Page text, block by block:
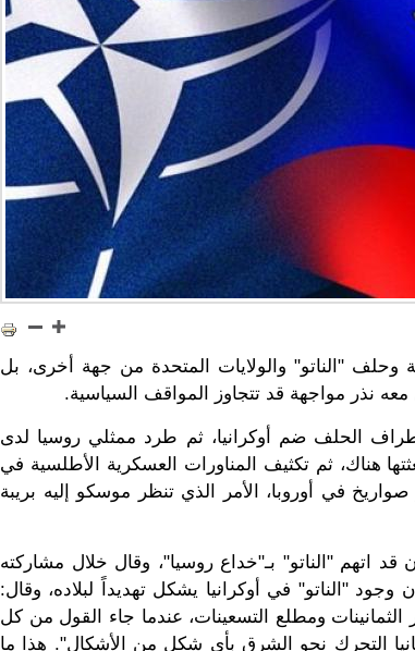
وحلف "الناتو" والولايات المتحدة من جهة أخرى، بل
نذر مواجهة قد تتجاوز المواقف السياسية.
الحلف ضم أوكرانيا، ثم طرد ممثلي روسيا لدى
هناك، ثم تكثيف المناورات العسكرية الأطلسية في
في أوروبا، الأمر الذي تنظر موسكو إليه بريبة
قد اتهم "الناتو" بـ"خداع روسيا"، وقال خلال مشاركته
"الناتو" في أوكرانيا يشكل تهديداً لبلاده، وقال:
ومطلع التسعينات، عندما جاء القول من كل
التحرك نحو الشرق بأي شكل من الأشكال". هذا ما